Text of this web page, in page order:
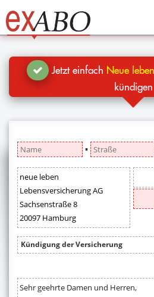
Jetzt kündigen
Blog
Anmelden
Jetzt einfach Neue
kündigen
▪